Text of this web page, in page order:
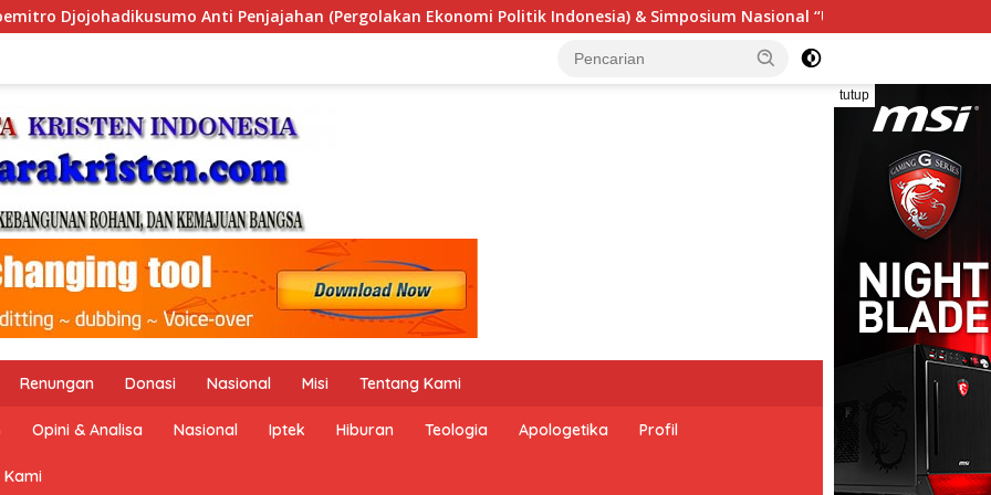
Politik Indonesia) & Simposium Nasional “Urgensi Undang-Undang Perekonomian Nasional dan Kesejahteraan
tutup
Renungan Donasi Nasional Misi Tentang Kami
Opini & Analisa Nasional Iptek Hiburan Teologia Apologetika Profil
Kami